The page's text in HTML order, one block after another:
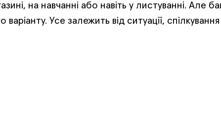
на навчанні або навіть у листуванні. Але
Усе залежить від ситуації, спілкування